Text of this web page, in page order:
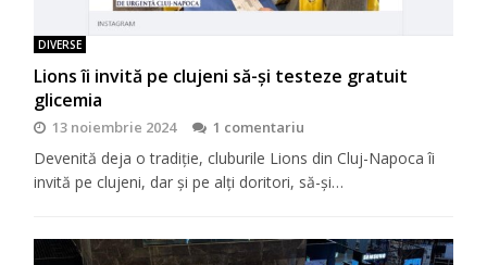
DIVERSE
Lions îi invită pe clujeni să-şi testeze gratuit
glicemia
13 noiembrie 2024 1 comentariu
Devenită deja o tradiţie, cluburile Lions din Cluj-Napoca îi
invită pe clujeni, dar şi pe alţi doritori, să-şi…